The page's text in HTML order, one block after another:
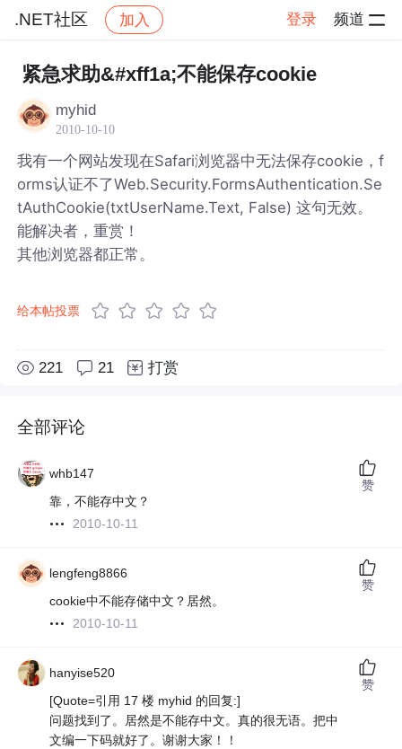
.NET社区 加入 登录 频道
社区 .NET社区 帖子详情
紧急求助&#xff1a;不能保存cookie
myhid
2010-10-10
我有一个网站发现在Safari浏览器中无法保存cookie，f
orms认证不了Web.Security.FormsAuthentication.Se
tAuthCookie(txtUserName.Text, False) 这句无效。
能解决者，重赏！
其他浏览器都正常。
给本帖投票
221 21 打赏
全部评论
whb147
靠，不能存中文？
2010-10-11
赞
lengfeng8866
cookie中不能存储中文？居然。
2010-10-11
赞
hanyise520
[Quote=引用 17 楼 myhid 的回复:]
问题找到了。居然是不能存中文。真的很无语。把中
文编一下码就好了。谢谢大家！！
赞